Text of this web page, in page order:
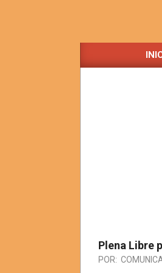
Plena Libre
POR: